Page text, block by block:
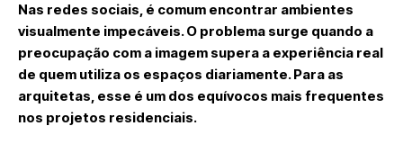
Nas redes sociais, é comum encontrar ambientes
visualmente impecáveis. O problema surge quando a
preocupação com a imagem supera a experiência real
de quem utiliza os espaços diariamente. Para as
arquitetas, esse é um dos equívocos mais frequentes
nos projetos residenciais.